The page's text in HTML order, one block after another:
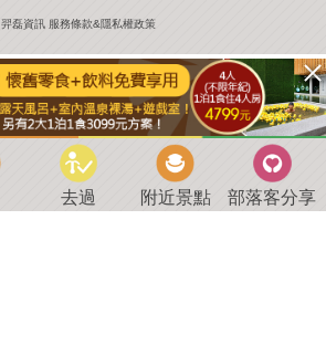
羿磊資訊 服務條款&隱私權政策
去過 附近景點 部落客分享